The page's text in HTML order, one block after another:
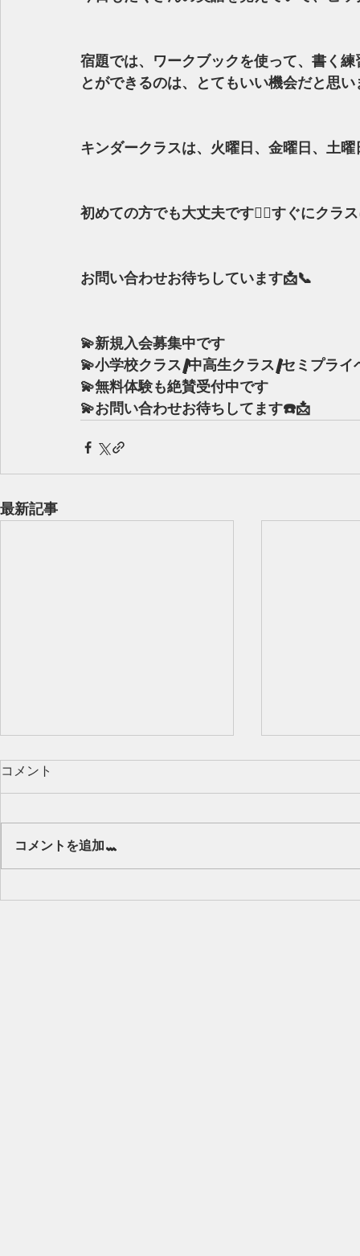
宿題では、ワークブックを使って、書く
とができるのは、とてもいい機会だと思い
キンダークラスは、火曜日、金曜日、土
初めての方でも大丈夫です🙆‍♀️すぐにクラ
お問い合わせお待ちしています📩📞
💫新規入会募集中です
💫小学校クラス/中高生クラス/セミプラ
💫無料体験も絶賛受付中です
💫お問い合わせお待ちしてます☎️📩
最新記事
コメント
コメントを追加…